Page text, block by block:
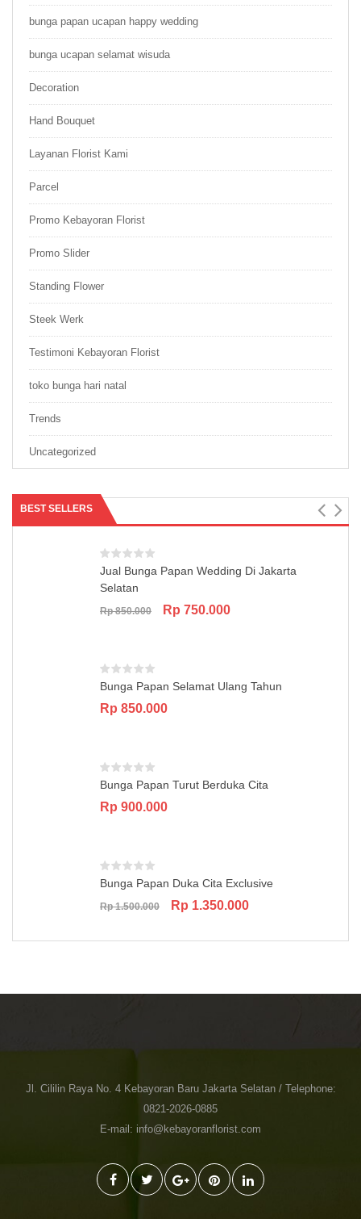
bunga papan ucapan happy wedding
bunga ucapan selamat wisuda
Decoration
Hand Bouquet
Layanan Florist Kami
Parcel
Promo Kebayoran Florist
Promo Slider
Standing Flower
Steek Werk
Testimoni Kebayoran Florist
toko bunga hari natal
Trends
Uncategorized
BEST SELLERS
Jual Bunga Papan Wedding Di Jakarta
Selatan
Rp850.000
Original
Rp 750.000Current
Bunga Papan Selamat Ulang Tahun
Rp 850.000
Bunga Papan Turut Berduka Cita
Rp 900.000
Bunga Papan Duka Cita Exclusive
Rp1.500.000
Original
Rp 1.350.000Current
Jl. Cililin Raya No. 4 Kebayoran Baru Jakarta Selatan / Telephone:
0821-2026-0885
E-mail: info@kebayoranflorist.com